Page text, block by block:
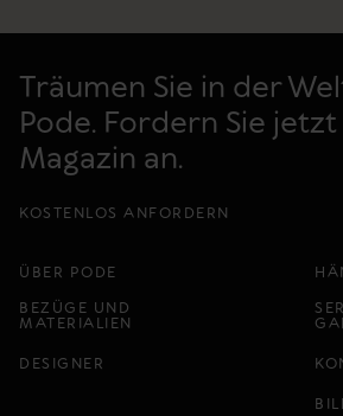
Träumen Sie in der
Pode. Fordern Sie
Magazin an.
KOSTENLOS ANFORDERN
ÜBER PODE
BEZÜGE UND
MATERIALIEN
DESIGNER